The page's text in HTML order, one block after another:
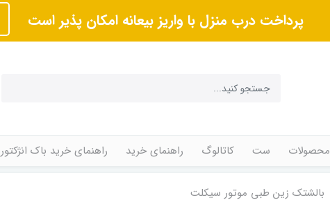
پرداخت درب منزل با واریز بیعانه امکان پذیر است
محصولات ست کاتالوگ راهنمای خرید راهنمای خرید باک انژکتور
بالشتک زین طبی موتور سیکلت